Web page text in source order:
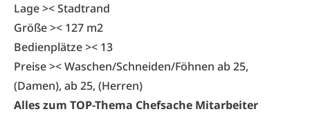
Lage >< Stadtrand
Größe >< 127 m2
Bedienplätze >< 13
Preise >< Waschen/Schneiden/Föhnen ab 25,
(Damen), ab 25, (Herren)
Alles zum TOP-Thema Chefsache Mitarbeiter